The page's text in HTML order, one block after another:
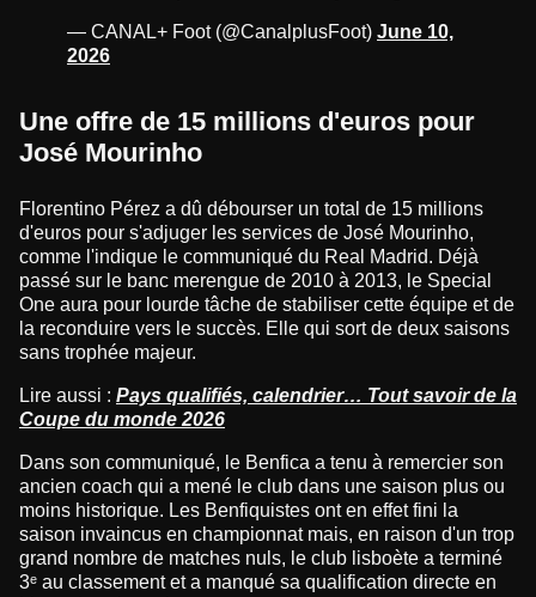
— CANAL+ Foot (@CanalplusFoot) June 10,
2026
Une offre de 15 millions d'euros pour
José Mourinho
Florentino Pérez a dû débourser un total de 15 millions
d'euros pour s'adjuger les services de José Mourinho,
comme l'indique le communiqué du Real Madrid. Déjà
passé sur le banc merengue de 2010 à 2013, le Special
One aura pour lourde tâche de stabiliser cette équipe et de
la reconduire vers le succès. Elle qui sort de deux saisons
sans trophée majeur.
Lire aussi : Pays qualifiés, calendrier… Tout savoir de la
Coupe du monde 2026
Dans son communiqué, le Benfica a tenu à remercier son
ancien coach qui a mené le club dans une saison plus ou
moins historique. Les Benfiquistes ont en effet fini la
saison invaincus en championnat mais, en raison d'un trop
grand nombre de matches nuls, le club lisboète a terminé
3ᵉ au classement et a manqué sa qualification directe en